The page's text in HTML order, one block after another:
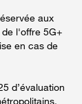
aux
l'offre 5G+
en cas de
d’évaluation